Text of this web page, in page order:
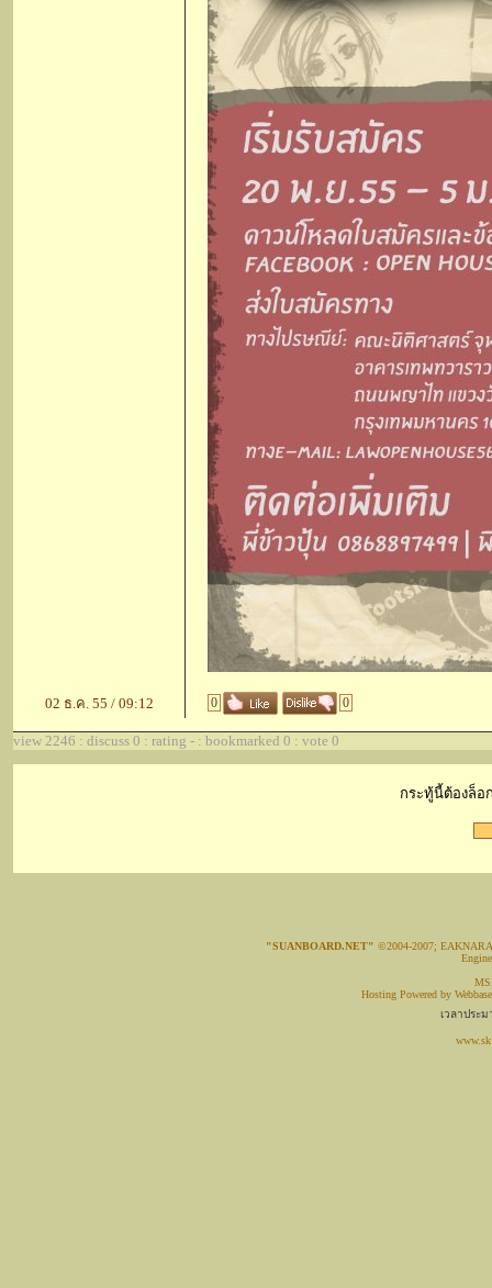
02 ธ.ค. 55 / 09:12 0 0
view 2246 : discuss 0 : rating - : bookmarked 0 : vote 0
กระทู้นี้ต้องล็อ
"SUANBOARD.NET" ©2004-2007;
Hosting Powered by
เวลาประม